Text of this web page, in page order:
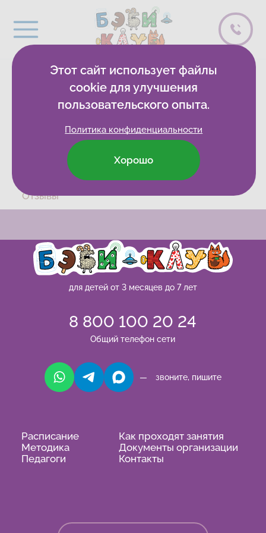
0 спасибо
Развивающие клубы
Отзывы
для детей от 3 месяцев до 7 лет
8 800 100 20 24
Общий телефон сети
— звоните, пишите
Расписание
Методика
Педагоги
Как проходят занятия
Документы организации
Контакты
Этот сайт использует файлы
cookie для улучшения
пользовательского опыта.
Политика конфиденциальности
Хорошо